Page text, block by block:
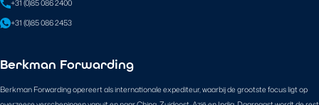
+31 (0)85 086 2400
+31 (0)85 086 2453
Berkman Forwarding
Berkman Forwarding opereert als internationale expediteur, waarbij de grootste focus ligt op